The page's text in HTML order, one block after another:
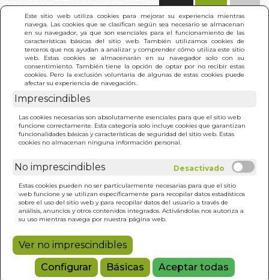
Este sitio web utiliza cookies para mejorar su experiencia mientras
navega. Las cookies que se clasifican según sea necesario se almacenan
en su navegador, ya que son esenciales para el funcionamiento de las
características básicas del sitio web. También utilizamos cookies de
terceros que nos ayudan a analizar y comprender cómo utiliza este sitio
web. Estas cookies se almacenarán en su navegador solo con su
consentimiento. También tiene la opción de optar por no recibir estas
cookies. Pero la exclusión voluntaria de algunas de estas cookies puede
afectar su experiencia de navegación.
Imprescindibles
Las cookies necesarias son absolutamente esenciales para que el sitio web
funcione correctamente. Esta categoría solo incluye cookies que garantizan
funcionalidades básicas y características de seguridad del sitio web. Estas
cookies no almacenan ninguna información personal.
No imprescindibles
Estas cookies pueden no ser particularmente necesarias para que el sitio
web funcione y se utilizan específicamente para recopilar datos estadísticos
sobre el uso del sitio web y para recopilar datos del usuario a través de
análisis, anuncios y otros contenidos integrados. Activándolas nos autoriza a
su uso mientras navega por nuestra página web.
Ver no imprescindibles
Configurar
Básicas Aceptar todas
INICIO >